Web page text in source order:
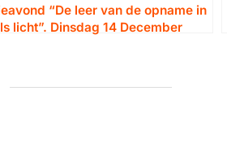
“De leer van de opname in
licht”. Dinsdag 14 December